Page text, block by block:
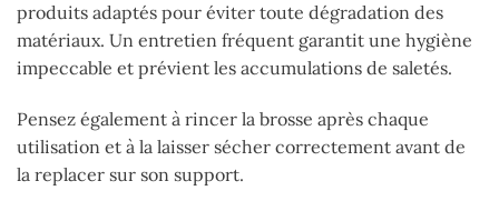
produits adaptés pour éviter toute dégradation des
matériaux. Un entretien fréquent garantit une hygiène
impeccable et prévient les accumulations de saletés.
Pensez également à rincer la brosse après chaque
utilisation et à la laisser sécher correctement avant de
la replacer sur son support.